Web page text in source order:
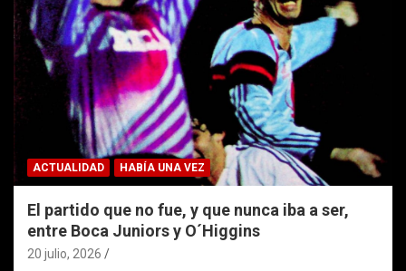
ACTUALIDAD HABÍA UNA VEZ
El partido que no fue, y que nunca iba a ser,
entre Boca Juniors y O´Higgins
20 julio, 2026